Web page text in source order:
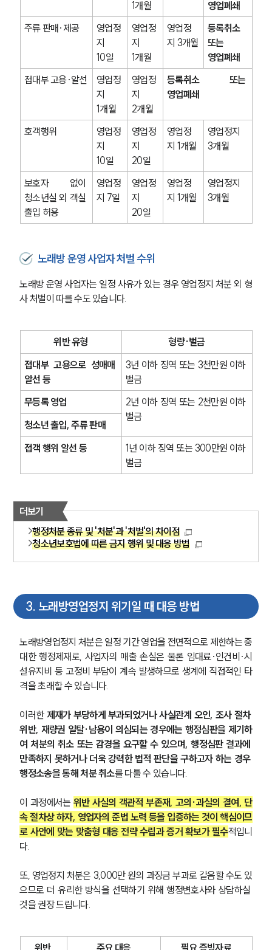
1개월
영업폐쇄
주류 판매·제공
영업정
지
10일
영업정
지
1개월
영업정
지 3개월
등록취소
또는
영업폐쇄
접대부 고용·알선
영업정
지
1개월
영업정
지
2개월
등록취소 또는
영업폐쇄
호객행위
영업정
지
10일
영업정
지
20일
영업정
지 1개월
영업정지
3개월
보호자 없이
청소년실 외 객실
출입 허용
영업정
지 7일
영업정
지
20일
영업정
지 1개월
영업정지
3개월
노래방 운영 사업자 처벌 수위
노래방 운영 사업자는 일정 사유가 있는 경우 영업정지 처분 외 형
사 처벌이 따를 수도 있습니다.
위반 유형
형량·벌금
접대부 고용으로 성매매
알선 등
3년 이하 징역 또는 3천만원 이하
벌금
무등록 영업
2년 이하 징역 또는 2천만원 이하
벌금
청소년 출입, 주류 판매
접객 행위 알선 등
1년 이하 징역 또는 300만원 이하
벌금
더보기
행정처분 종류 및 '처분'과 '처벌'의 차이점
청소년보호법에 따른 금지 행위 및 대응 방법
3. 노래방영업정지 위기일 때 대응 방법
노래방영업정지 처분은 일정 기간 영업을 전면적으로 제한하는 중
대한 행정제재로, 사업자의 매출 손실은 물론 임대료·인건비·시
설유지비 등 고정비 부담이 계속 발생하므로 생계에 직접적인 타
격을 초래할 수 있습니다.
이러한 제재가 부당하게 부과되었거나 사실관계 오인, 조사 절차
위반, 재량권 일탈·남용이 의심되는 경우에는 행정심판을 제기하
여 처분의 취소 또는 감경을 요구할 수 있으며, 행정심판 결과에
만족하지 못하거나 더욱 강력한 법적 판단을 구하고자 하는 경우
행정소송을 통해 처분 취소를 다툴 수 있습니다.
이 과정에서는 위반 사실의 객관적 부존재, 고의·과실의 결여, 단
속 절차상 하자, 영업자의 준법 노력 등을 입증하는 것이 핵심이므
로 사안에 맞는 맞춤형 대응 전략 수립과 증거 확보가 필수적입니
다.
또, 영업정지 처분은 3,000만 원의 과징금 부과로 갈음할 수도 있
으므로 더 유리한 방식을 선택하기 위해 행정변호사와 상담하실
것을 권장 드립니다.
위반
주요 대응 필요 증빙자료